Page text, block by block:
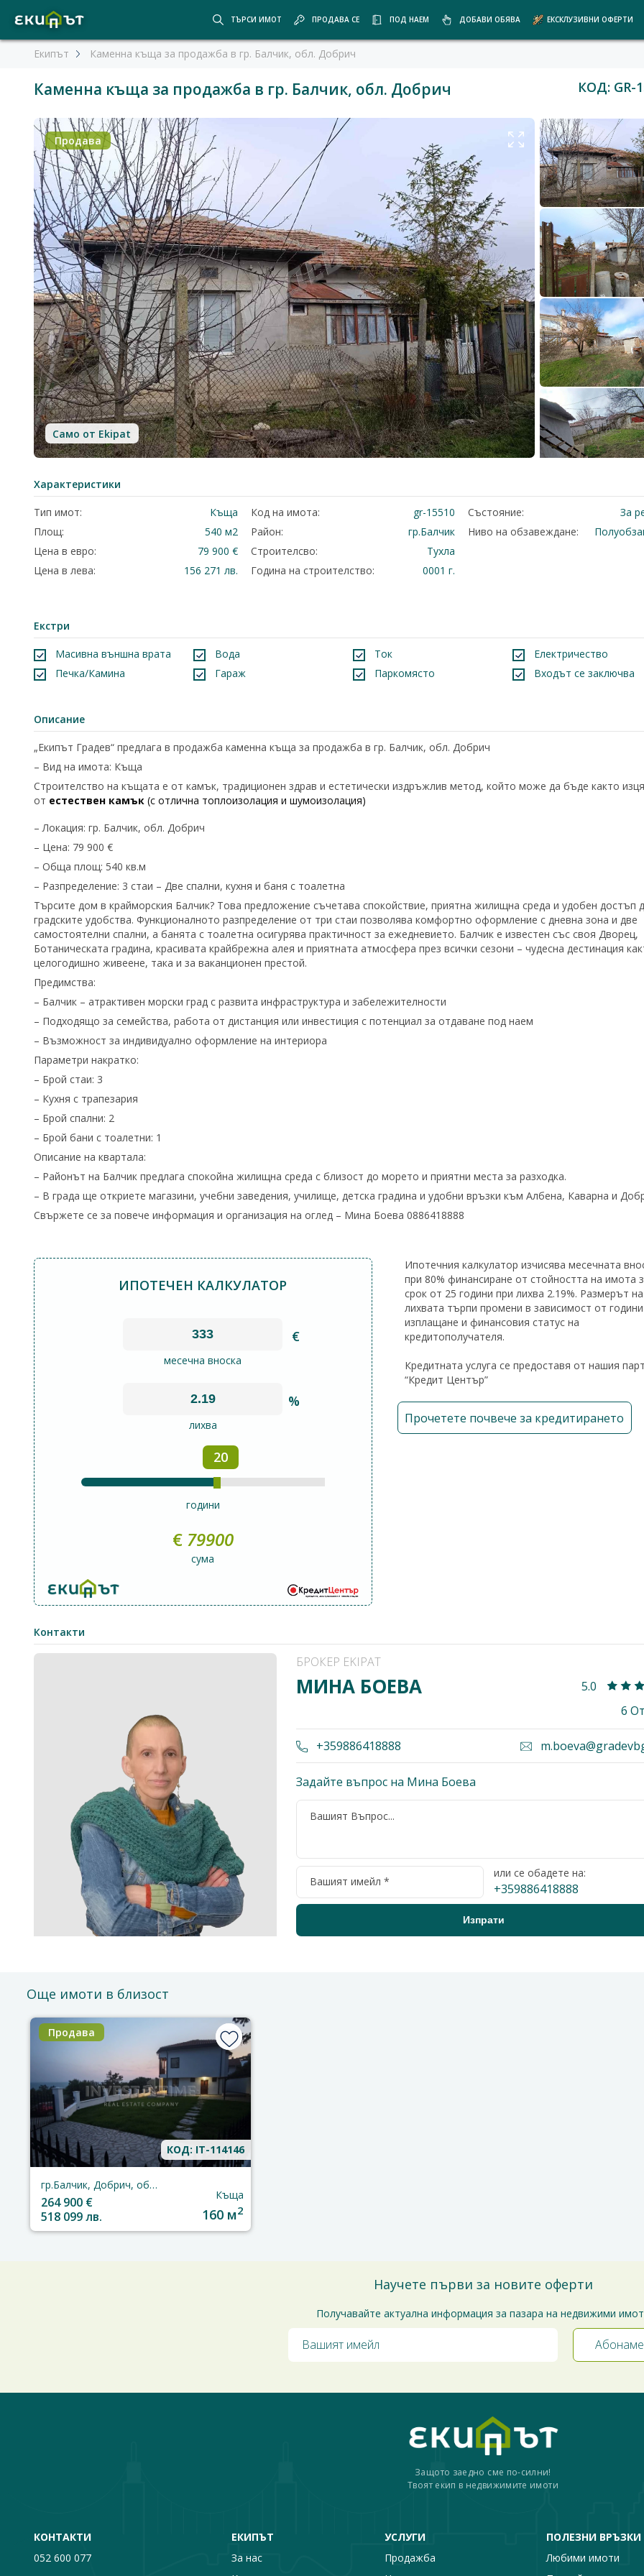
ТЪРСИ ИМОТ ПРОДАВА СЕ ПОД НАЕМ ДОБАВИ ОБЯВА ЕКСКЛУЗИВНИ ОФЕРТИ
Екипът Каменна къща за продажба в гр. Балчик, обл. Добрич
Каменна къща за продажба в гр. Балчик, обл. Добрич КОД: GR-
Продава
Само от Ekipat
Характеристики
Тип имот:
Къща
Площ:
540 м2
Цена в евро:
79 900 €
Цена в лева:
156 271 лв.
Код на имота:
gr-15510
Район:
гр.Балчик
Строителсво:
Тухла
Година на строителство:
0001 г.
Състояние:
За
Ниво на обзавеждане:
Екстри
Масивна външна врата Вода Ток
Електричество
Печка/Камина
Гараж Паркомясто Входът се заключва
Описание
„Екипът Градев“ предлага в продажба каменна къща за продажба в гр. Балчик, обл. Добрич
– Вид на имота: Къща
Строителство на къщата е от камък, традиционен здрав и естетически издръжлив метод, който може да бъде както
от естествен камък (с отлична топлоизолация и шумоизолация)
– Локация: гр. Балчик, обл. Добрич
– Цена: 79 900 €
– Обща площ: 540 кв.м
– Разпределение: 3 стаи – Две спални, кухня и баня с тоалетна
Търсите дом в крайморския Балчик? Това предложение съчетава спокойствие, приятна жилищна среда и удобен достъп
градските удобства. Функционалното разпределение от три стаи позволява комфортно оформление с дневна зона и две
самостоятелни спални, а банята с тоалетна осигурява практичност за ежедневието. Балчик е известен със своя Дворец,
Ботаническата градина, красивата крайбрежна алея и приятната атмосфера през всички сезони – чудесна дестинация
целогодишно живеене, така и за ваканционен престой.
Предимства:
– Балчик – атрактивен морски град с развита инфраструктура и забележителности
– Подходящо за семейства, работа от дистанция или инвестиция с потенциал за отдаване под наем
– Възможност за индивидуално оформление на интериора
Параметри накратко:
– Брой стаи: 3
– Кухня с трапезария
– Брой спални: 2
– Брой бани с тоалетни: 1
Описание на квартала:
– Районът на Балчик предлага спокойна жилищна среда с близост до морето и приятни места за разходка.
– В града ще откриете магазини, учебни заведения, училище, детска градина и удобни връзки към Албена, Каварна и
Свържете се за повече информация и организация на оглед – Мина Боева 0886418888
ИПОТЕЧЕН КАЛКУЛАТОР
€
месечна вноска
%
лихва
20
години
€ 79900
сума
Ипотечния калкулатор изчисява месечната
при 80% финансиране от стойността на имота
срок от 25 години при лихва 2.19%. Размерът на
лихвата търпи промени в зависимост от
изплащане и финансовия статус на
кредитополучателя.
Кредитната услуга се предоставя от нашия
“Кредит Център”
Прочетете почвече за кредитирането
Контакти
БРОКЕР EKIPAT
МИНА БОЕВА
5.0
6
+359886418888
Задайте въпрос на Мина Боева
или се обадете на:
+359886418888
Още имоти в близост
Продава
КОД: IT-114146
гр.Балчик, Добрич, област
264 900 €
518 099 лв.
Къща
160 м2
Научете първи за новите оферти
Получавайте актуална информация за пазара на недвижими
Защото заедно сме по-силни!
Твоят екип в недвижимите имоти
КОНТАКТИ
052 600 077
ЕКИПЪТ
За нас
УСЛУГИ
Продажба
ПОЛЕЗНИ ВРЪЗКИ
Любими имоти